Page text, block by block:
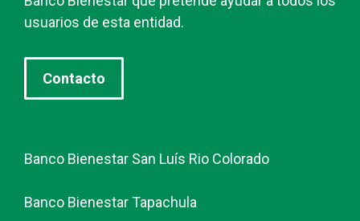
usuarios de esta entidad.
Contacto
Banco Bienestar San Luís Rio Colorado
Banco Bienestar Tapachula